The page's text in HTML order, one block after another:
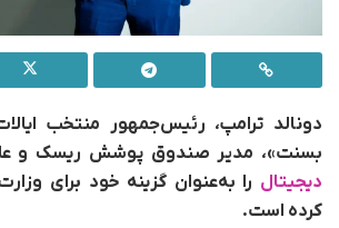
دونالد ترامپ، رئیس‌جمهور منتخب
بسنت»، مدیر صندوق پوشش ریسک و
دیجیتال را به‌عنوان گزینه خود برای
کرده است.